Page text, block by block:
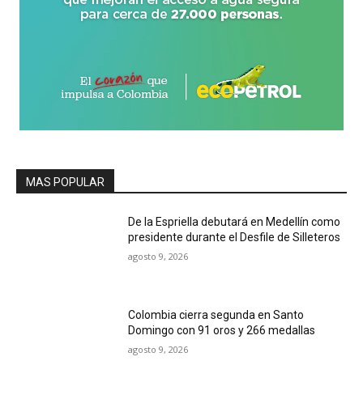
MAS POPULAR
De la Espriella debutará en Medellín como
presidente durante el Desfile de Silleteros
agosto 9, 2026
Colombia cierra segunda en Santo
Domingo con 91 oros y 266 medallas
agosto 9, 2026